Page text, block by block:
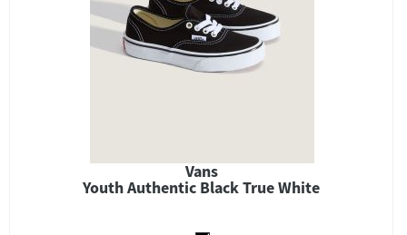
Vans
Youth Authentic Black True White